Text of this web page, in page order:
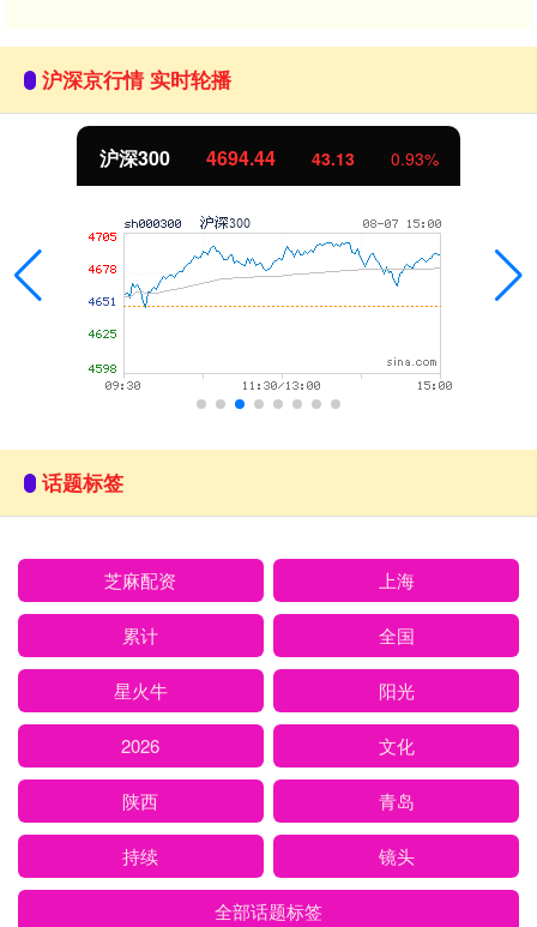
沪深京行情 实时轮播
沪深300 4694.44 43.13 0.93%
话题标签
芝麻配资 上海
累计 全国
星火牛 阳光
2026 文化
陕西 青岛
持续 镜头
全部话题标签